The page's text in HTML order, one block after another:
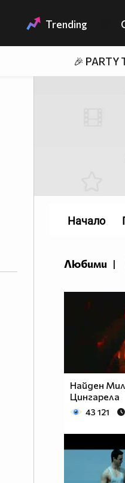
Trending
🎉 PARTY
Любими |
Найден
Цингарела
43 121
Начало